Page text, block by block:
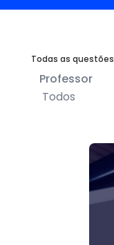
Todas as questões
Professor